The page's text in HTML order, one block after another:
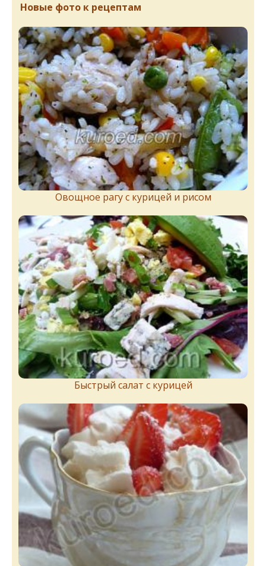
Новые фото к рецептам
Овощное рагу с курицей и рисом
Быстрый салат с курицей